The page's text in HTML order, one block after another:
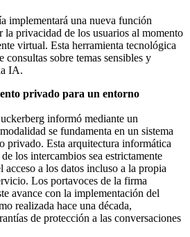
implementará una nueva función
la privacidad de los usuarios al momento
virtual. Esta herramienta tecnológica
consultas sobre temas sensibles y
IA.
privado para un entorno
informó mediante un
se fundamenta en un sistema
privado. Esta arquitectura informática
los intercambios sea estrictamente
a los datos incluso a la propia
Los portavoces de la firma
avance con la implementación del
realizada hace una década,
de protección a las conversaciones